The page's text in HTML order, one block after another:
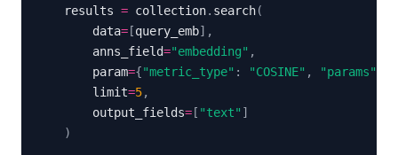
    results
= collection. search(
        data
= [query_emb] ,
        anns_field
="embedding" ,
        param
={"metric_type" : "COSINE" , "params"
        limit
=5,
        output_fields
= [ "text" ]
)